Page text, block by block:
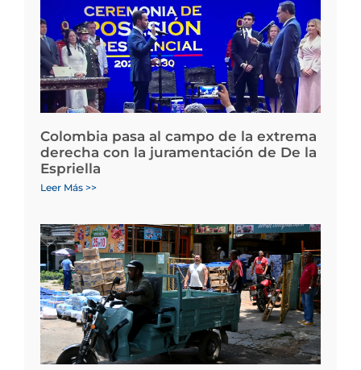
Colombia pasa al campo de la extrema
derecha con la juramentación de De la
Espriella
Leer Más >>